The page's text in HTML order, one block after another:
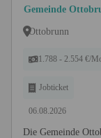
Gemeinde
Ottobrunn
1.788 - 2.554 €/
Jobticket
06.08.2026
Die Gemeinde